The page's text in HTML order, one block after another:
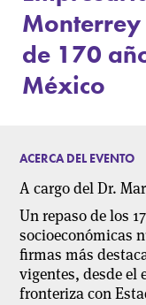
de 170
México
ACERCA DEL EVENTO
A cargo del Dr.
Un repaso de los
socioeconómicas
firmas más
vigentes, desde el
fronteriza con